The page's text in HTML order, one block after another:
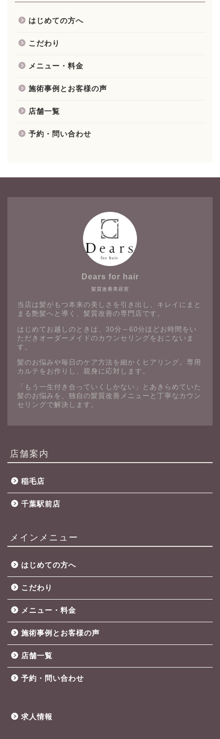
はじめての方へ
こだわり
メニュー・料金
施術事例とお客様の声
店舗一覧
予約・問い合わせ
髪質改善美容室
Dears for hair
当店は髪がもつ本来の美しさを引き出し、キレイにまと
まる艶髪へと導く、髪質改善の専門店です。
はじめてお越しのときは、30分～60分ほどお時間をい
ただきオーダーメイドのカウンセリングをおこないま
す。
髪のお悩みや毎日のケア方法を細かくヒアリング。専用
カルテをお作りし、親身に応対します。
「もう一生付き合っていくしかない」とあきらめていた
髪のお悩みを、独自の髪質改善メニューと丁寧なカウン
セリングで解決します。
店舗案内
稲毛店
千葉駅前店
メインメニュー
はじめての方へ
こだわり
メニュー・料金
施術事例とお客様の声
店舗一覧
予約・問い合わせ
求人情報